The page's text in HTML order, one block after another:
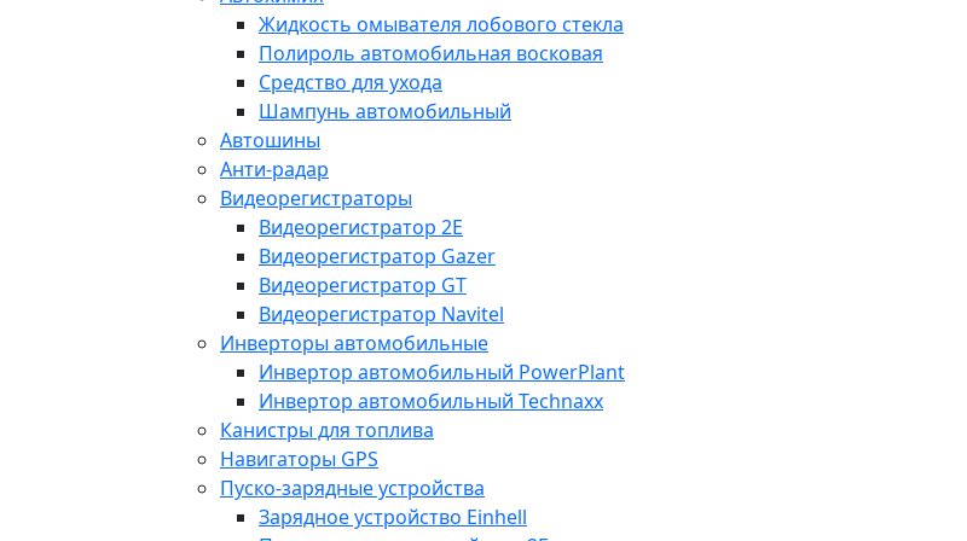
Жидкость омывателя лобового стекла
Полироль автомобильная восковая
Средство для ухода
Шампунь автомобильный
Автошины
Анти-радар
Видеорегистраторы
Видеорегистратор 2E
Видеорегистратор Gazer
Видеорегистратор GT
Видеорегистратор Navitel
Инверторы автомобильные
Инвертор автомобильный PowerPlant
Инвертор автомобильный Technaxx
Канистры для топлива
Навигаторы GPS
Пуско-зарядные устройства
Зарядное устройство Einhell